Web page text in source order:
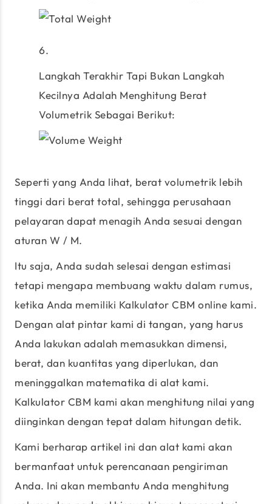
Langkah Terakhir Tapi Bukan Langkah
Kecilnya Adalah Menghitung Berat
Volumetrik Sebagai Berikut:
Seperti yang Anda lihat, berat volumetrik lebih
tinggi dari berat total, sehingga perusahaan
pelayaran dapat menagih Anda sesuai dengan
aturan W / M.
Itu saja, Anda sudah selesai dengan estimasi
tetapi mengapa membuang waktu dalam rumus,
ketika Anda memiliki Kalkulator CBM online kami.
Dengan alat pintar kami di tangan, yang harus
Anda lakukan adalah memasukkan dimensi,
berat, dan kuantitas yang diperlukan, dan
meninggalkan matematika di alat kami.
Kalkulator CBM kami akan menghitung nilai yang
diinginkan dengan tepat dalam hitungan detik.
Kami berharap artikel ini dan alat kami akan
bermanfaat untuk perencanaan pengiriman
Anda. Ini akan membantu Anda menghitung